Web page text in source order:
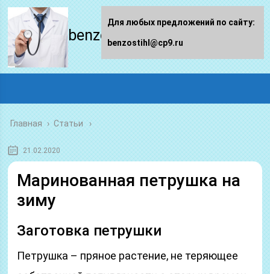
benzostihl.ru
Главная › Статьи
21.02.2020
Маринованная петрушка на
зиму
Заготовка петрушки
Петрушка – пряное растение, не теряющее
Для любых предложений по сайту:
benzostihl@cp9.ru